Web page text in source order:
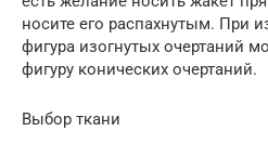
носите его распахнутым. При
фигура изогнутых очертаний
фигуру конических очертаний.
Выбор ткани